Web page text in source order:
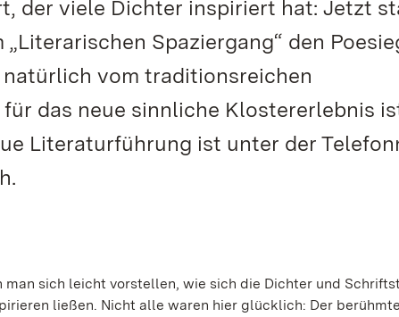
der viele Dichter inspiriert hat: Jetzt
Spaziergang“ den
vom traditionsreichen
das neue sinnliche Klostererlebnis
Literaturführung ist unter der
sich leicht vorstellen, wie sich die Dichter und
ließen. Nicht alle waren hier glücklich: Der